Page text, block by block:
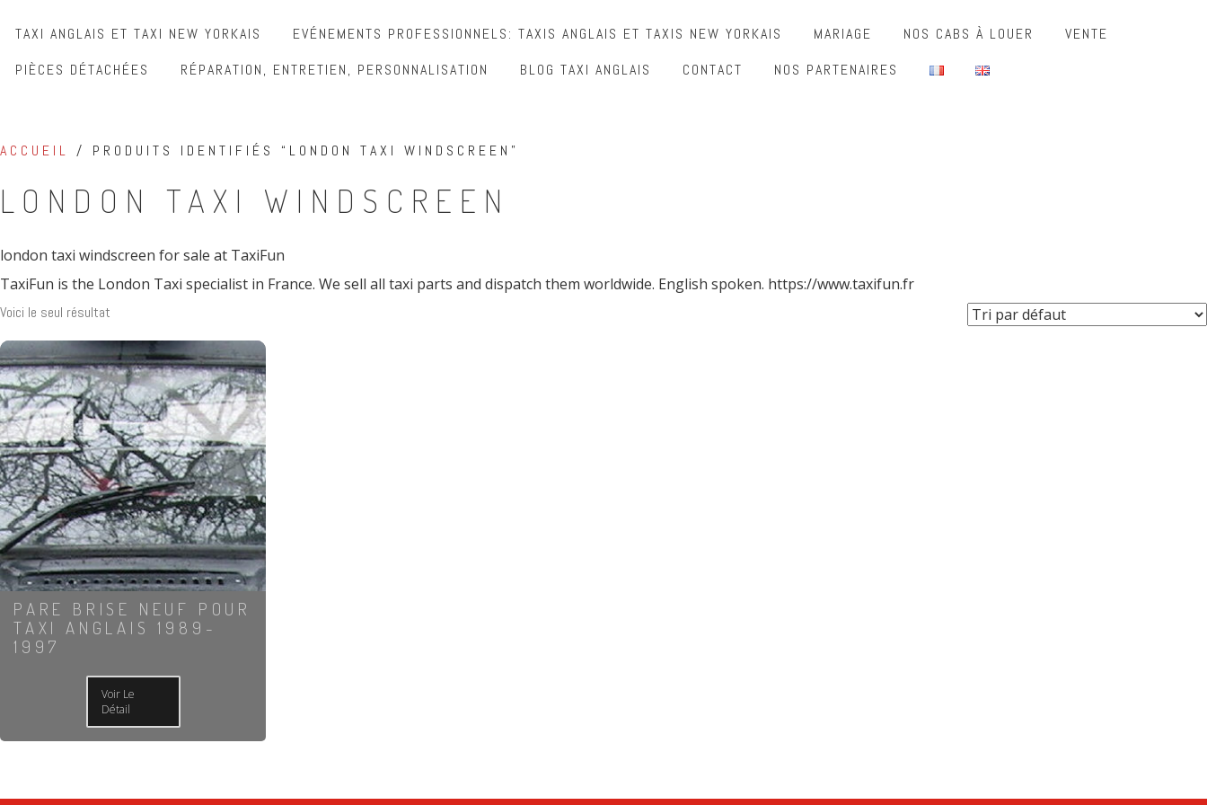
TAXI ANGLAIS ET TAXI NEW YORKAIS EVÉNEMENTS PROFESSIONNELS: TAXIS ANGLAIS ET TAXIS NEW YORKAIS MARIAGE NOS CABS À LOUER
VENTE
PIÈCES DÉTACHÉES
RÉPARATION, ENTRETIEN, PERSONNALISATION BLOG TAXI ANGLAIS CONTACT NOS PARTENAIRES
ACCUEIL / PRODUITS IDENTIFIÉS “LONDON TAXI WINDSCREEN”
LONDON TAXI WINDSCREEN
london taxi windscreen for sale at TaxiFun
TaxiFun is the London Taxi specialist in France. We sell all taxi parts and dispatch them worldwide. English spoken. https://www.taxifun.fr
Voici le seul résultat
PARE BRISE NEUF POUR
TAXI ANGLAIS 1989-
1997
Voir Le
Détail